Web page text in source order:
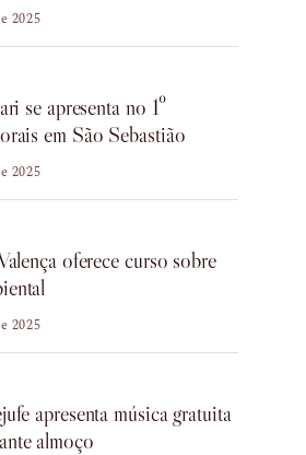
2025
se apresenta no 1º
em São Sebastião
2025
oferece curso sobre
2025
apresenta música gratuita
almoço